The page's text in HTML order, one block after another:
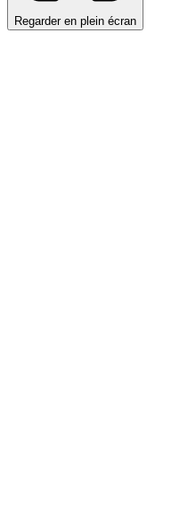
Regarder en plein écran